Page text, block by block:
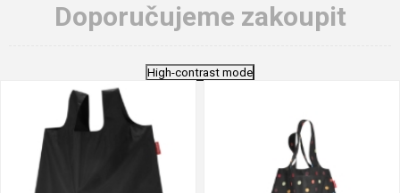
Doporučujeme zakoupit
High-contrast mode